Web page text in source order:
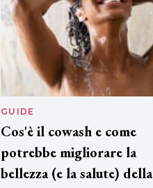
GUIDE
Cos'è il cowash e come
potrebbe migliorare la
bellezza (e la salute) della